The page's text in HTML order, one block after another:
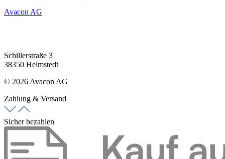
Avacon AG
Schillerstraße 3
38350 Helmstedt
© 2026 Avacon AG
Zahlung & Versand
Sicher bezahlen